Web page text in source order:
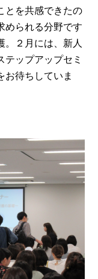
とを共感できたの
められる分野です
。２月には、新人
テップアップセミ
お待ちしていま